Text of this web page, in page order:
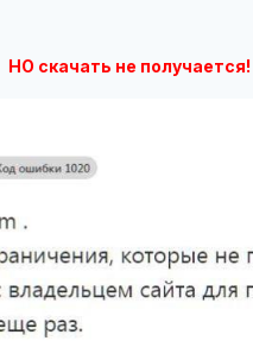
НО скачать не получается!